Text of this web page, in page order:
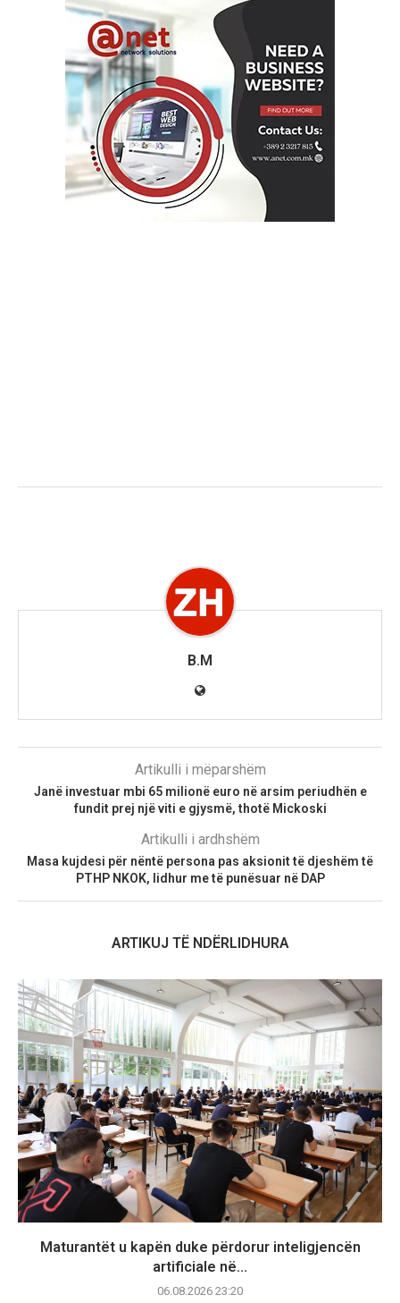
B.M
Artikulli i mëparshëm
Janë investuar mbi 65 milionë euro në arsim periudhën e
fundit prej një viti e gjysmë, thotë Mickoski
Artikulli i ardhshëm
Masa kujdesi për nëntë persona pas aksionit të djeshëm të
PTHP NKOK, lidhur me të punësuar në DAP
ARTIKUJ TË NDËRLIDHURA
Maturantët u kapën duke përdorur inteligjencën
artificiale në...
06.08.2026 23:20